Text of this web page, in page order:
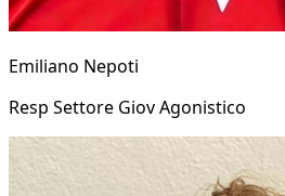
Emiliano Nepoti
Resp Settore Giov Agonistico